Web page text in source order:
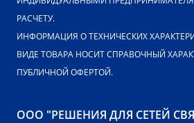
РАСЧЕТУ.
ИНФОРМАЦИЯ О ТЕХНИЧЕСКИХ
ВИДЕ ТОВАРА НОСИТ СПРАВОЧНЫЙ
ПУБЛИЧНОЙ ОФЕРТОЙ.
ООО "РЕШЕНИЯ ДЛЯ СЕТЕЙ